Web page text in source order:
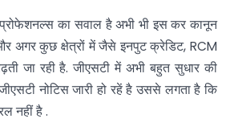
प्रोफेशनल्स का सवाल है अभी भी इस कर कानून
अगर कुछ क्षेत्रों में जैसे इनपुट क्रेडिट, RCM
जा रही है. जीएसटी में अभी बहुत सुधार की
नोटिस जारी हो रहें है उससे लगता है कि
नहीं है .